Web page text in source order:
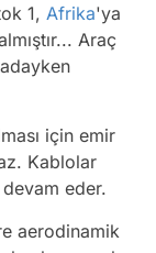
1, Afrika'ya
Araç
için emir
Kablolar
devam eder.
aerodinamik